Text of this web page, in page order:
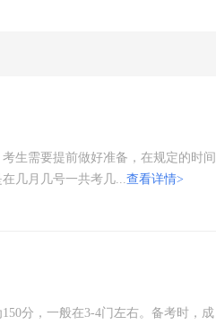
生需要提前做好准备，在规定的时间
几月几号一共考几...查看详情>
分，一般在3-4门左右。备考时，成